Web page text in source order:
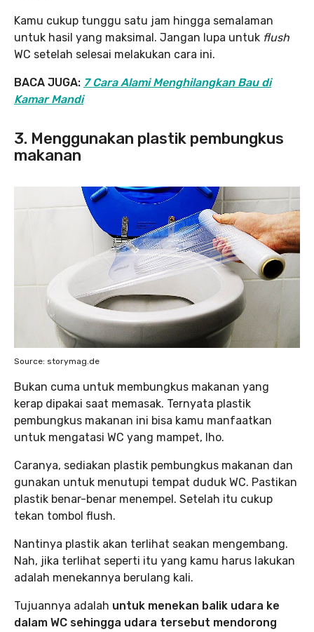
Kamu cukup tunggu satu jam hingga semalaman
untuk hasil yang maksimal. Jangan lupa untuk flush
WC setelah selesai melakukan cara ini.
BACA JUGA: 7 Cara Alami Menghilangkan Bau di
Kamar Mandi
3. Menggunakan plastik pembungkus
makanan
Source: storymag.de
Bukan cuma untuk membungkus makanan yang
kerap dipakai saat memasak. Ternyata plastik
pembungkus makanan ini bisa kamu manfaatkan
untuk mengatasi WC yang mampet, lho.
Caranya, sediakan plastik pembungkus makanan dan
gunakan untuk menutupi tempat duduk WC. Pastikan
plastik benar-benar menempel. Setelah itu cukup
tekan tombol flush.
Nantinya plastik akan terlihat seakan mengembang.
Nah, jika terlihat seperti itu yang kamu harus lakukan
adalah menekannya berulang kali.
Tujuannya adalah untuk menekan balik udara ke
dalam WC sehingga udara tersebut mendorong